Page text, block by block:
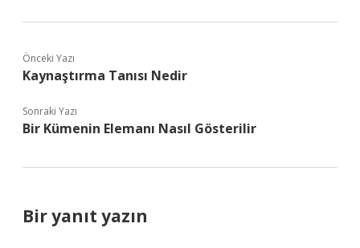
Önceki Yazı
Kaynaştırma Tanısı Nedir
Sonraki Yazı
Bir Kümenin Elemanı Nasıl Gösterilir
Bir yanıt yazın